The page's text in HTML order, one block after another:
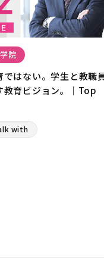
院
ではない。学生と教職
教育ビジョン。｜Top
with